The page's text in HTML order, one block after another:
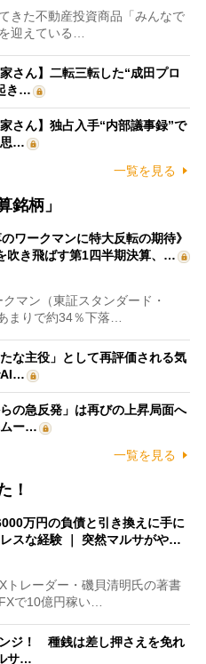
きた不動産投資商品「みんなで
迎えている…
さん】二転三転した“成田プロ
き…
さん】独占入手“内部議事録”で
思…
一覧を見る
銘柄」
のワークマンに特大反転の期待》
吹き飛ばす第1四半期決算、…
マン（東証スタンダード・
まりで約34％下落…
な主役」として再評価される気
AI…
の急反発」は再びの上昇局面へ
ー…
一覧を見る
！
万円の負債と引き換えに手に
スな経験 ｜ 突然マルサがや…
レーダー・磯貝清明氏の著書
で10億円稼い…
ンジ！ 種銭は差し押さえを免れ
サ…